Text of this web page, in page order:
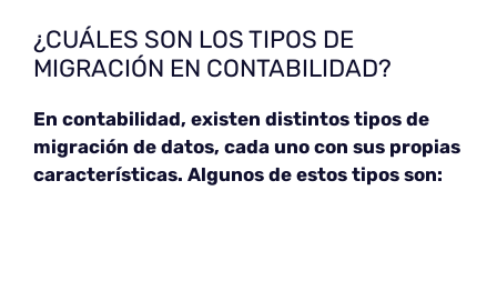
¿CUÁLES SON LOS TIPOS DE
MIGRACIÓN EN CONTABILIDAD?
En contabilidad, existen distintos tipos de
migración de datos, cada uno con sus propias
características. Algunos de estos tipos son: